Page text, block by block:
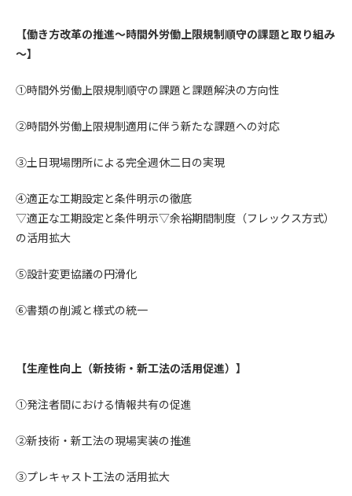
【働き方改革の推進～時間外労働上限規制順守の課題と取り組み
～】
①時間外労働上限規制順守の課題と課題解決の方向性
②時間外労働上限規制適用に伴う新たな課題への対応
③土日現場閉所による完全週休二日の実現
④適正な工期設定と条件明示の徹底
▽適正な工期設定と条件明示▽余裕期間制度（フレックス方式）
の活用拡大
⑤設計変更協議の円滑化
⑥書類の削減と様式の統一
【生産性向上（新技術・新工法の活用促進）】
①発注者間における情報共有の促進
②新技術・新工法の現場実装の推進
③プレキャスト工法の活用拡大
第三者（他の会員を含む）の使用等による損害について責任
第6条（会員の禁止事項）
す。
る行為
為
(3) 第三者または管理者を誹謗中傷する行為
(4) 有害なコンピュータプログラム等を送信又は書き込む行為
(6) 管理者が承認していない営利を目的とした行為
(8) 犯罪的行為に結びつく行為
を、営利を目的として第三者に転売し、または転売のため
第7条（登録内容の削除）
管理者は、会員が登録した内容が以下に該当する、またはその
恐れのあるものは、会員の承諾なく削除できるものとします。
(1) 登録されている情報が、第6条の定める禁止事項に該当する
と管理者が、判断した場合